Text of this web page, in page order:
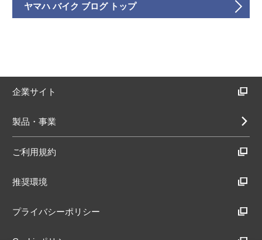
ヤマハ バイク ブログ トップ
企業サイト
製品・事業
ご利用規約
推奨環境
プライバシーポリシー